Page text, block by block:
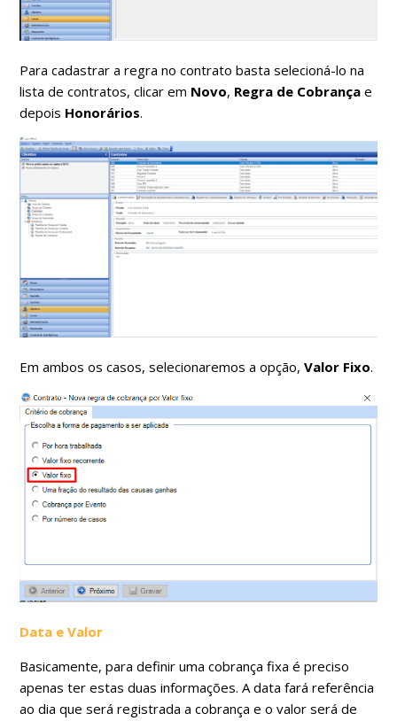
Para cadastrar a regra no contrato basta selecioná-lo na
lista de contratos, clicar em Novo, Regra de Cobrança e
depois Honorários.
Em ambos os casos, selecionaremos a opção,Valor Fixo.
Data e Valor
Basicamente, para definir uma cobrança fixa é preciso
apenas ter estas duas informações. A data fará referência
ao dia que será registrada a cobrança e o valor será de